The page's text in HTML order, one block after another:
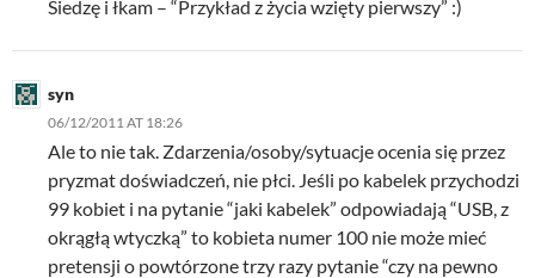
Siedzę i łkam – “Przykład z życia wzięty pierwszy” :)
syn
06/12/2011 AT 18:26
Ale to nie tak. Zdarzenia/osoby/sytuacje ocenia się przez
pryzmat doświadczeń, nie płci. Jeśli po kabelek przychodzi
99 kobiet i na pytanie “jaki kabelek” odpowiadają “USB, z
okrągłą wtyczką” to kobieta numer 100 nie może mieć
pretensji o powtórzone trzy razy pytanie “czy na pewno